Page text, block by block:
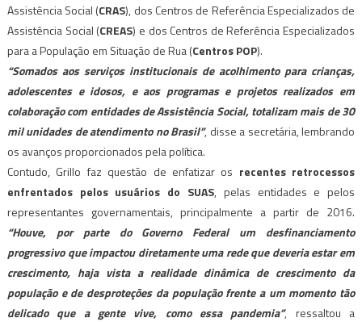
Assistência Social (CRAS), dos Centros de Referência Especializados de
Assistência Social (CREAS) e dos Centros de Referência Especializados
para a População em Situação de Rua (Centros POP).
“Somados aos serviços institucionais de acolhimento para crianças,
adolescentes e idosos, e aos programas e projetos realizados em
colaboração com entidades de Assistência Social, totalizam mais de 30
mil unidades de atendimento no Brasil”, disse a secretária, lembrando
os avanços proporcionados pela política.
Contudo, Grillo faz questão de enfatizar os recentes retrocessos
enfrentados pelos usuários do SUAS, pelas entidades e pelos
representantes governamentais, principalmente a partir de 2016.
“Houve, por parte do Governo Federal um desfinanciamento
progressivo que impactou diretamente uma rede que deveria estar em
crescimento, haja vista a realidade dinâmica de crescimento da
população e de desproteções da população frente a um momento tão
delicado que a gente vive, como essa pandemia”, ressaltou a